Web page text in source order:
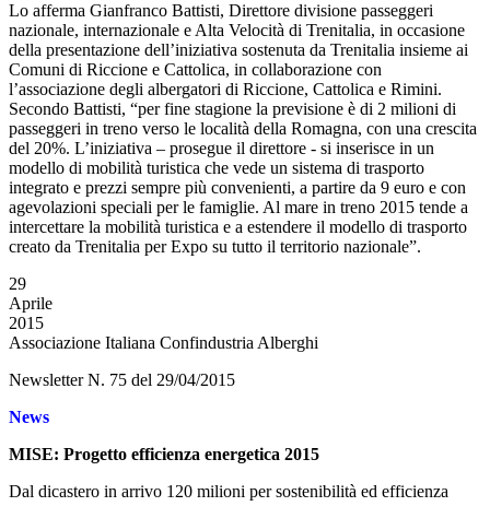
Lo afferma Gianfranco Battisti, Direttore divisione passeggeri
nazionale, internazionale e Alta Velocità di Trenitalia, in occasione
della presentazione dell’iniziativa sostenuta da Trenitalia insieme ai
Comuni di Riccione e Cattolica, in collaborazione con
l’associazione degli albergatori di Riccione, Cattolica e Rimini.
Secondo Battisti, “per fine stagione la previsione è di 2 milioni di
passeggeri in treno verso le località della Romagna, con una crescita
del 20%. L’iniziativa – prosegue il direttore - si inserisce in un
modello di mobilità turistica che vede un sistema di trasporto
integrato e prezzi sempre più convenienti, a partire da 9 euro e con
agevolazioni speciali per le famiglie. Al mare in treno 2015 tende a
intercettare la mobilità turistica e a estendere il modello di trasporto
creato da Trenitalia per Expo su tutto il territorio nazionale”.
29
Aprile
2015
Associazione Italiana Confindustria Alberghi
Newsletter N. 75 del 29/04/2015
News
MISE: Progetto efficienza energetica 2015
Dal dicastero in arrivo 120 milioni per sostenibilità ed efficienza